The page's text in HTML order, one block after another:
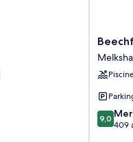
House
Hotel
9.0
sur
9,0
409